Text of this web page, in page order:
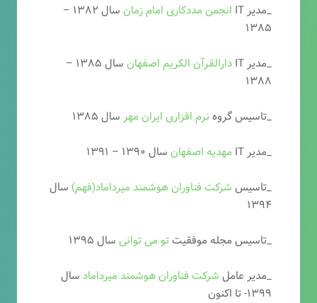
_مدیر IT انجمن مددکاری امام زمان
سال ۱۳۸۲ –
۱۳۸۵
_مدیر IT
دارالقرآن الکریم اصفهان
سال ۱۳۸۵ –
۱۳۸۸
_تاسیس گروه نرم افزاری ایران مهر سال ۱۳۸۵
_مدیر IT
مهدیه اصفهان سال ۱۳۹۰ – ۱۳۹۱
_تاسیس شرکت فناوران هوشمند میرداماد(فهم) سال
۱۳۹۴
_تاسیس مجله موفقیتتو می توانی سال ۱۳۹۵
_مدیر عامل شرکت فناوران هوشمند میرداماد سال
۱۳۹۹- تا اکنون